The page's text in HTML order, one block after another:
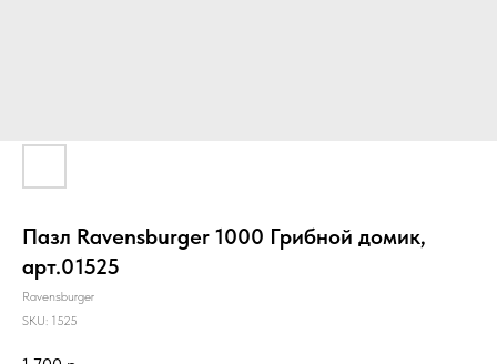
Пазл Ravensburger 1000 Грибной домик,
арт.01525
Ravensburger
SKU: 1525